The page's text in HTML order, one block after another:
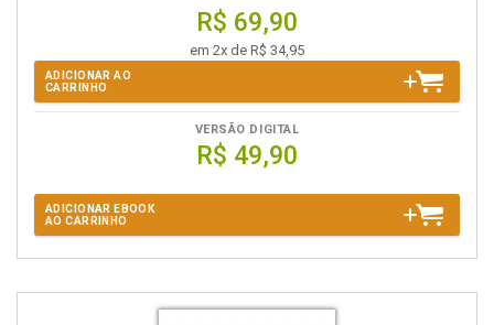
R$ 69,90
em 2x de R$ 34,95
ADICIONAR AO
CARRINHO
VERSÃO DIGITAL
R$ 49,90
ADICIONAR EBOOK
AO CARRINHO